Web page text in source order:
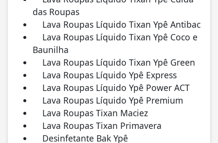
das Roupas
Lava Roupas Líquido Tixan Ypê Antibac
Lava Roupas Líquido Tixan Ypê Coco e
Baunilha
Lava Roupas Líquido Tixan Ypê Green
Lava Roupas Líquido Ypê Express
Lava Roupas Líquido Ypê Power ACT
Lava Roupas Líquido Ypê Premium
Lava Roupas Tixan Maciez
Lava Roupas Tixan Primavera
Desinfetante Bak Ypê